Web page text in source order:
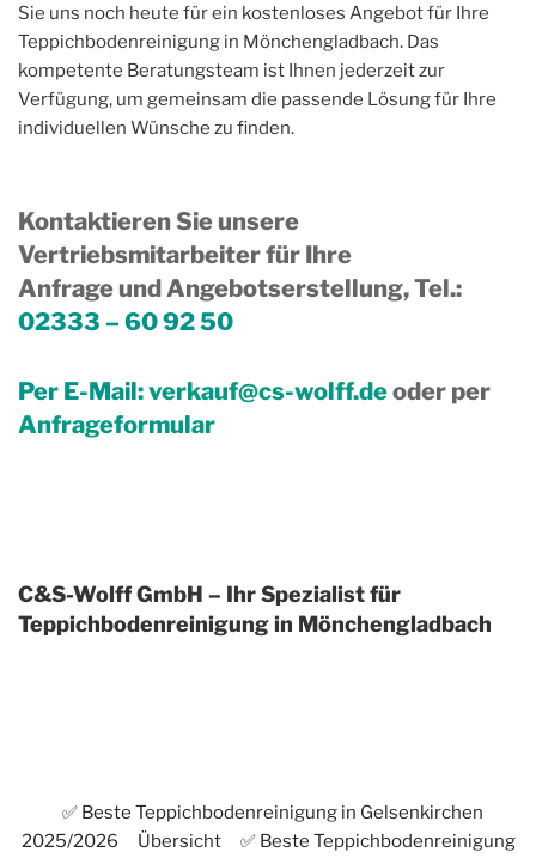
Sie uns noch heute für ein kostenloses Angebot für Ihre
Teppichbodenreinigung in Mönchengladbach. Das
kompetente Beratungsteam ist Ihnen jederzeit zur
Verfügung, um gemeinsam die passende Lösung für Ihre
individuellen Wünsche zu finden.
Kontaktieren Sie unsere
Vertriebsmitarbeiter für Ihre
Anfrage und Angebotserstellung, Tel.:
02333 – 60 92 50
Per E-Mail:verkauf@cs-wolff.deoder per
Anfrageformular
C&S-Wolff GmbH – Ihr Spezialist für
Teppichbodenreinigung in Mönchengladbach
✅ Beste Teppichbodenreinigung in Gelsenkirchen
2025/2026
Übersicht
✅ Beste Teppichbodenreinigung